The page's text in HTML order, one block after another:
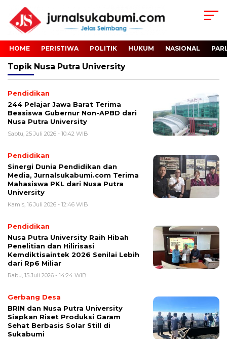
HOME PERISTIWA POLITIK HUKUM NASIONAL
Topik Nusa Putra University
Pendidikan
244 Pelajar Jawa Barat Terima
Beasiswa Gubernur Non-APBD dari
Nusa Putra University
Sabtu, 25 Juli 2026 - 10:42 WIB
Pendidikan
Sinergi Dunia Pendidikan dan
Media, Jurnalsukabumi.com Terima
Mahasiswa PKL dari Nusa Putra
University
Kamis, 16 Juli 2026 - 12:46 WIB
Pendidikan
Nusa Putra University Raih Hibah
Penelitian dan Hilirisasi
Kemdiktisaintek 2026 Senilai Lebih
dari Rp6 Miliar
Rabu, 15 Juli 2026 - 14:24 WIB
Gerbang Desa
BRIN dan Nusa Putra University
Siapkan Riset Produksi Garam
Sehat Berbasis Solar Still di
Sukabumi